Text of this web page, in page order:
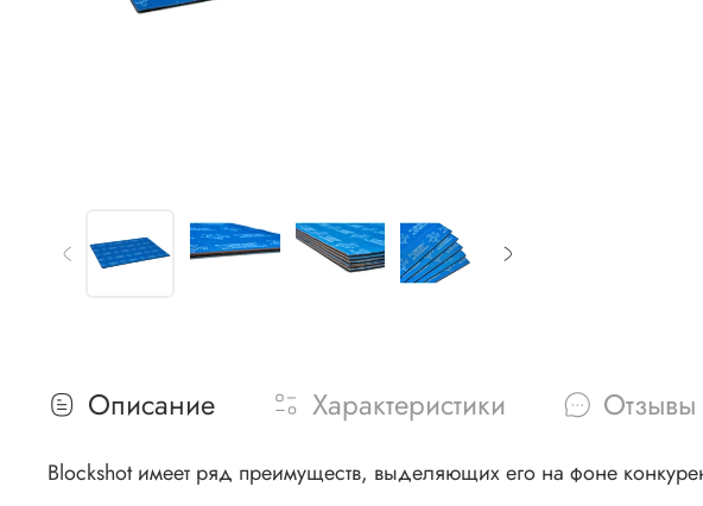
Описание Характеристики Отзывы
Blockshot имеет ряд преимуществ, выделяющих его на фоне